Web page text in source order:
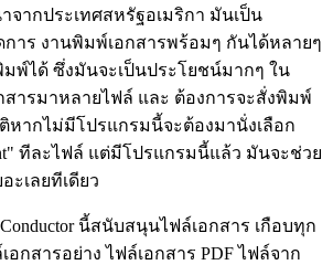
ากประเทศสหรัฐอเมริกา มันเป็น
าร งานพิมพ์เอกสารพร้อมๆ กันได้หลายๆ
มพ์ได้ ซึ่งมันจะเป็นประโยชน์มากๆ ใน
ารมาหลายไฟล์ และ ต้องการจะสั่งพิมพ์
ากไม่มีโปรแกรมนี้จะต้องมานั่งเลือก
ทีละไฟล์ แต่มีโปรแกรมนี้แล้ว มันจะช่วย
ะเลยทีเดียว
นี้สนับสนุนไฟล์เอกสาร เกือบทุก
อกสารอย่าง ไฟล์เอกสาร PDF ไฟล์จาก